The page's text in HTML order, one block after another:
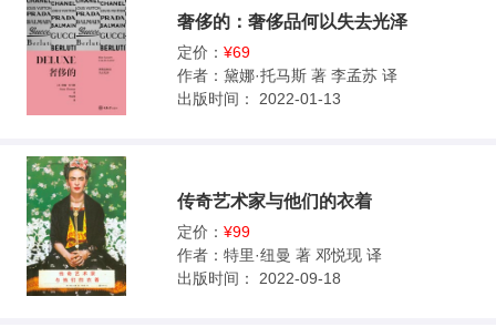
奢侈的：奢侈品何以失去光泽
定价： ¥69
作者： 黛娜·托马斯 著 李孟苏 译
出版时间：
2022-01-13
传奇艺术家与他们的衣着
定价： ¥99
作者： 特里·纽曼 著 邓悦现 译
出版时间：
2022-09-18